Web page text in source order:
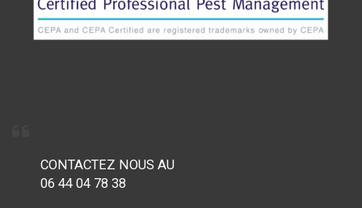
CONTACTEZ NOUS AU
06 44 04 78 38